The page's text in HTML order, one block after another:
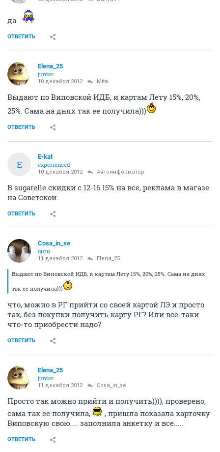
да
ОТВЕТИТЬ
Elena_25
junior
10 декабря 2012 Mita
Выдают по Виповской ИДБ, и картам Лету 15%, 20%,
25%. Сама на днях так ее получила)))
ОТВЕТИТЬ
E
E-kat
experienced
10 декабря 2012 Автоинформатор
В sugarelle скидки с 12-16 15% на все, реклама в магазе
на Советской.
ОТВЕТИТЬ
Cosa_in_se
guru
11 декабря 2012 Elena_25
Выдают по Виповской ИДБ, и картам Лету 15%, 20%, 25%. Сама на днях
так ее получила)))
что, можно в РГ прийти со своей картой ЛЭ и просто
так, без покупки получить карту РГ? Или всё-таки
что-то приобрести надо?
ОТВЕТИТЬ
Elena_25
junior
11 декабря 2012 Cosa_in_se
Просто так можно прийти и получить)))), проверено,
сама так ее получила,
, пришла показала карточку
Виповскую свою.... заполнила анкетку и все.....
ОТВЕТИТЬ